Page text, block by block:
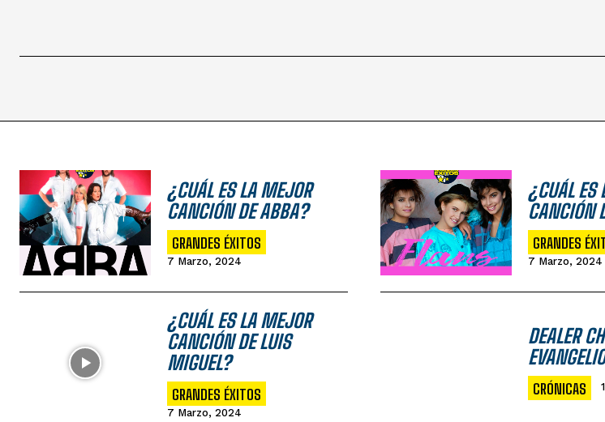
¿CUÁL ES LA MEJOR
CANCIÓN DE ABBA?
GRANDES ÉXITOS
7 Marzo, 2024
¿CUÁL ES
CANCIÓN
GRANDES
7 Marzo, 2024
¿CUÁL ES LA MEJOR
CANCIÓN DE LUIS
MIGUEL?
GRANDES ÉXITOS
7 Marzo, 2024
DEALER
CRÓNICAS